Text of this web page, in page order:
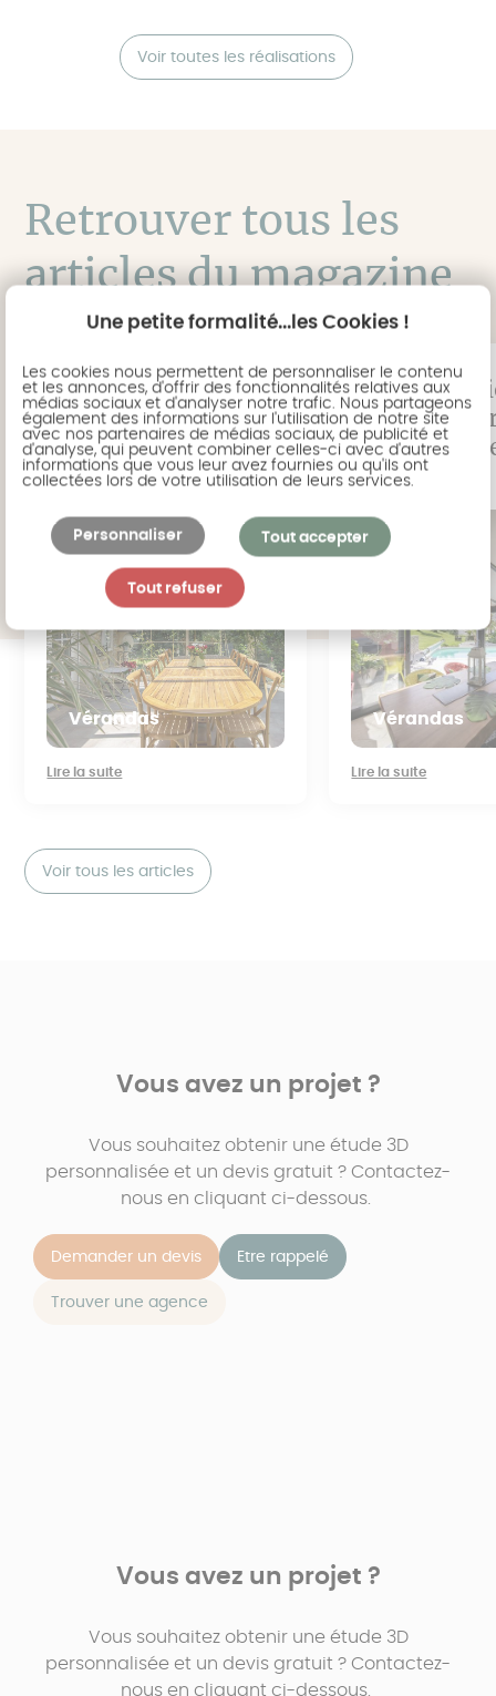
Voir toutes les réalisations
Retrouver tous les
articles du magazine
Comment
transformer et
aménager une une
véranda en pièce à
Vérandas
Lire la suite
Quelle
une
maximum
maison sur
Vérandas
Lire la suite
Voir tous les articles
Vous avez un projet ?
Vous souhaitez obtenir une étude 3D
personnalisée et un devis gratuit ? Contactez-
nous en cliquant ci-dessous.
Demander un devis Etre rappelé
Trouver une agence
Vous avez un projet ?
Vous souhaitez obtenir une étude 3D
personnalisée et un devis gratuit ? Contactez-
nous en cliquant ci-dessous.
Une petite formalité...les Cookies !
Les cookies nous permettent de personnaliser le contenu
et les annonces, d'offrir des fonctionnalités relatives aux
médias sociaux et d'analyser notre trafic. Nous partageons
également des informations sur l'utilisation de notre site
avec nos partenaires de médias sociaux, de publicité et
d'analyse, qui peuvent combiner celles-ci avec d'autres
informations que vous leur avez fournies ou qu'ils ont
collectées lors de votre utilisation de leurs services.
Tout accepter
Tout refuser
Personnaliser